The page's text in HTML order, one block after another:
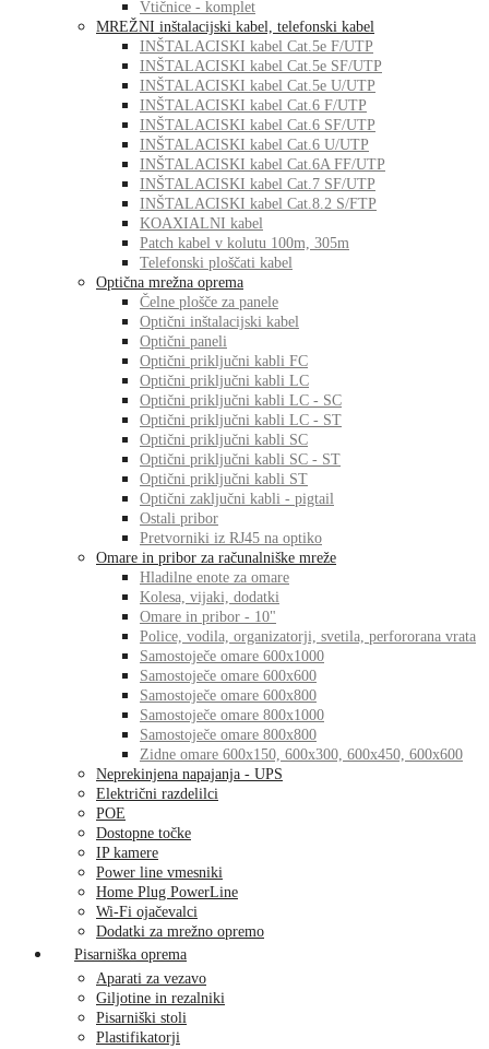
Vtičnice - komplet
MREŽNI inštalacijski kabel, telefonski kabel
INŠTALACISKI kabel Cat.5e F/UTP
INŠTALACISKI kabel Cat.5e SF/UTP
INŠTALACISKI kabel Cat.5e U/UTP
INŠTALACISKI kabel Cat.6 F/UTP
INŠTALACISKI kabel Cat.6 SF/UTP
INŠTALACISKI kabel Cat.6 U/UTP
INŠTALACISKI kabel Cat.6A FF/UTP
INŠTALACISKI kabel Cat.7 SF/UTP
INŠTALACISKI kabel Cat.8.2 S/FTP
KOAXIALNI kabel
Patch kabel v kolutu 100m, 305m
Telefonski ploščati kabel
Optična mrežna oprema
Čelne plošče za panele
Optični inštalacijski kabel
Optični paneli
Optični priključni kabli FC
Optični priključni kabli LC
Optični priključni kabli LC - SC
Optični priključni kabli LC - ST
Optični priključni kabli SC
Optični priključni kabli SC - ST
Optični priključni kabli ST
Optični zaključni kabli - pigtail
Ostali pribor
Pretvorniki iz RJ45 na optiko
Omare in pribor za računalniške mreže
Hladilne enote za omare
Kolesa, vijaki, dodatki
Omare in pribor - 10"
Police, vodila, organizatorji, svetila, perfororana vrata
Samostoječe omare 600x1000
Samostoječe omare 600x600
Samostoječe omare 600x800
Samostoječe omare 800x1000
Samostoječe omare 800x800
Zidne omare 600x150, 600x300, 600x450, 600x600
Neprekinjena napajanja - UPS
Električni razdelilci
POE
Dostopne točke
IP kamere
Power line vmesniki
Home Plug PowerLine
Wi-Fi ojačevalci
Dodatki za mrežno opremo
Pisarniška oprema
Aparati za vezavo
Giljotine in rezalniki
Pisarniški stoli
Plastifikatorji